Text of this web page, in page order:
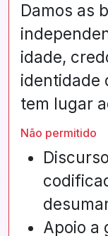
Damos as
idade,
identidade
tem lugar
Não permitido
Apoio a